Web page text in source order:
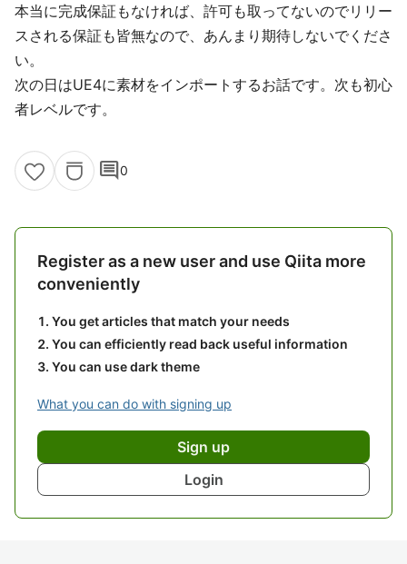
本当に完成保証もなければ、許可も取ってないのでリリー
スされる保証も皆無なので、あんまり期待しないでくださ
い。
次の日はUE4に素材をインポートするお話です。次も初心
者レベルです。
comment0
Register as a new user and use Qiita more
conveniently
You get articles that match your needs
You can efficiently read back useful information
You can use dark theme
What you can do with signing up
Sign up
Login